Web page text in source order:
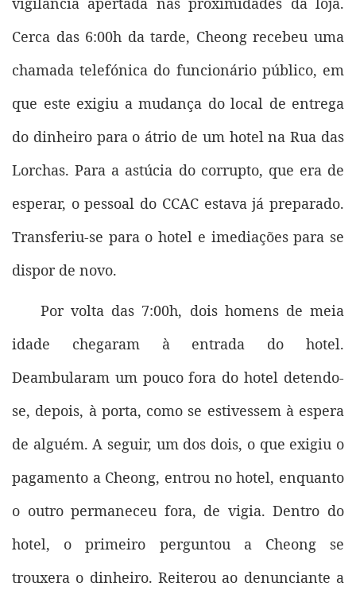
Cerca das 6:00h da tarde, Cheong recebeu uma
chamada telefónica do funcionário público, em
que este exigiu a mudança do local de entrega
do dinheiro para o átrio de um hotel na Rua das
Lorchas. Para a astúcia do corrupto, que era de
esperar, o pessoal do CCAC estava já preparado.
Transferiu-se para o hotel e imediações para se
dispor de novo.
Por volta das 7:00h, dois homens de meia
idade chegaram à entrada do hotel.
Deambularam um pouco fora do hotel detendo-
se, depois, à porta, como se estivessem à espera
de alguém. A seguir, um dos dois, o que exigiu o
pagamento a Cheong, entrou no hotel, enquanto
o outro permaneceu fora, de vigia. Dentro do
hotel, o primeiro perguntou a Cheong se
trouxera o dinheiro. Reiterou ao denunciante a